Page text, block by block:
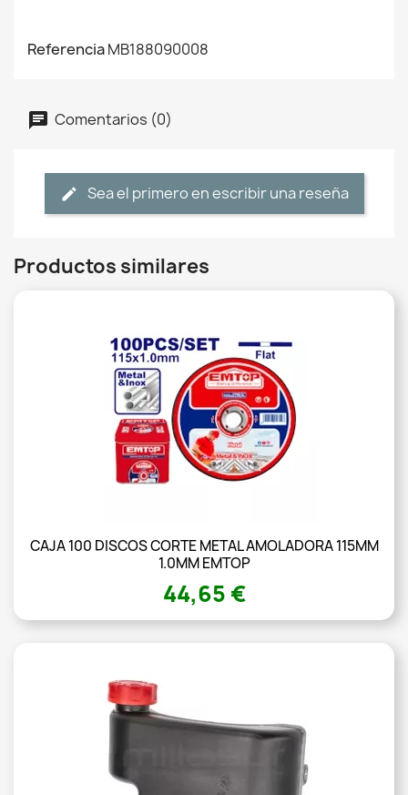
ReferenciaMB188090008
Comentarios (0)
Sea el primero en escribir una reseña
Productos similares
CAJA 100 DISCOS CORTE METAL AMOLADORA 115MM
1.0MM EMTOP
44,65 €